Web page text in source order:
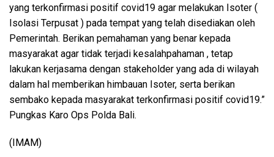
yang terkonfirmasi positif covid19 agar melakukan Isoter (
Isolasi Terpusat ) pada tempat yang telah disediakan oleh
Pemerintah. Berikan pemahaman yang benar kepada
masyarakat agar tidak terjadi kesalahpahaman , tetap
lakukan kerjasama dengan stakeholder yang ada di wilayah
dalam hal memberikan himbauan Isoter, serta berikan
sembako kepada masyarakat terkonfirmasi positif covid19.”
Pungkas Karo Ops Polda Bali.
(IMAM)